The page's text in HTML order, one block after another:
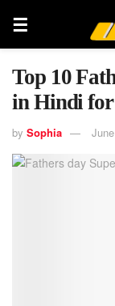
Top 10
in Hindi
by Sophia